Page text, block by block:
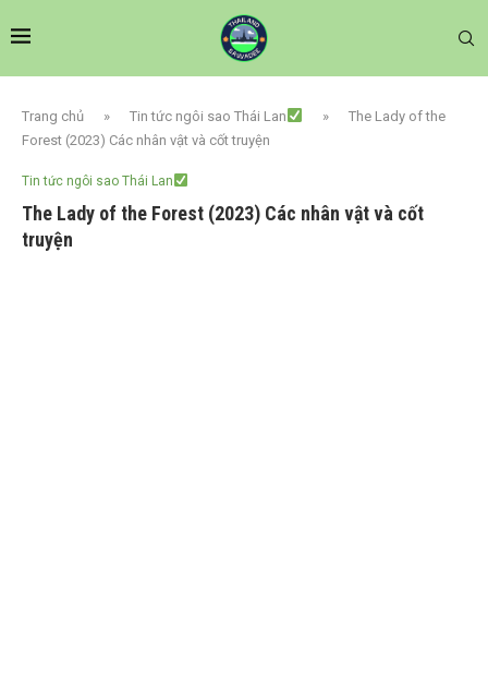
Trang chủ » Tin tức ngôi sao Thái Lan »
The Lady of the
Forest (2023) Các nhân vật và cốt truyện
Tin tức ngôi sao Thái Lan
The Lady of the Forest (2023) Các nhân vật và cốt
truyện